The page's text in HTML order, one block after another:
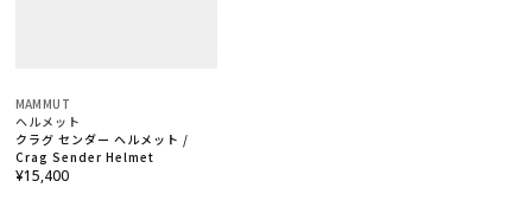
MAMMUT
ヘルメット
クラグ センダー ヘルメット /
Crag Sender Helmet
¥15,400